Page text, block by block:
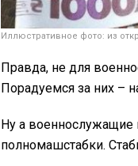
Иллюстративное фото: из
Правда, не для
Порадуемся за них –
Ну а военнослужащие
полномашстабки.